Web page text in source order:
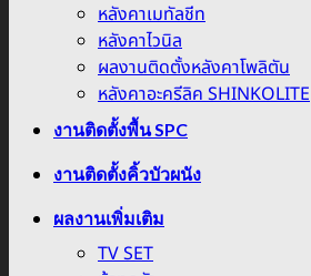
หลังคาเมทัลชีท
หลังคาไวนิล
ผลงานติดตั้งหลังคาโพลิตัน
หลังคาอะครีลิค SHINKOLITE
งานติดตั้งพื้น SPC
งานติดตั้งคิ้วบัวผนัง
ผลงานเพิ่มเติม
TV SET